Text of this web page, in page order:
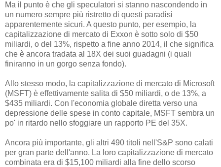
Ma il punto è che gli speculatori si stanno nascondendo in
un numero sempre più ristretto di questi paradisi
apparentemente sicuri. A questo punto, per esempio, la
capitalizzazione di mercato di Exxon è sotto solo di $50
miliardi, o del 13%, rispetto a fine anno 2014, il che significa
che è ancora tradata al 18X dei suoi guadagni (i quali
finiranno in un gorgo senza fondo).
Allo stesso modo, la capitalizzazione di mercato di Microsoft
(MSFT) è effettivamente salita di $50 miliardi, o de 13%, a
$435 miliardi. Con l'economia globale diretta verso una
depressione delle spese in conto capitale, MSFT sembra un
po' in ritardo nello sfoggiare un rapporto PE del 35X.
Ancora più importante, gli altri 490 titoli nell'S&P sono calati
per gran parte dell'anno. La loro capitalizzazione di mercato
combinata era di $15,100 miliardi alla fine dello scorso